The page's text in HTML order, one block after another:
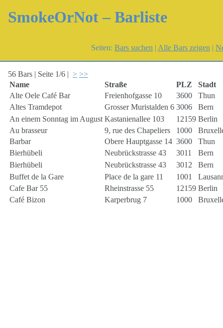
SmokeOrNot – Barliste
Seiten: Bars suchen | Alle Bars zeigen |
56 Bars | Seite 1/6 | > >>
Name
Straße PLZ
Stadt
Alte Oele Café Bar
Freienhofgasse 10 3600
Thun
Altes Tramdepot
Grosser Muristalden 6 3006
Bern
An einem Sonntag im August Kastanienallee 103 12159 Berlin
Au brasseur
9, rue des Chapeliers 1000
Barbar
Obere Hauptgasse 14 3600
Thun
Bierhübeli
Neubrückstrasse 43 3011
Bern
Bierhübeli
Neubrückstrasse 43 3012
Bern
Buffet de la Gare
Place de la gare 11 1001
Cafe Bar 55
Rheinstrasse 55 12159 Berlin
Café Bizon
Karperbrug 7 1000